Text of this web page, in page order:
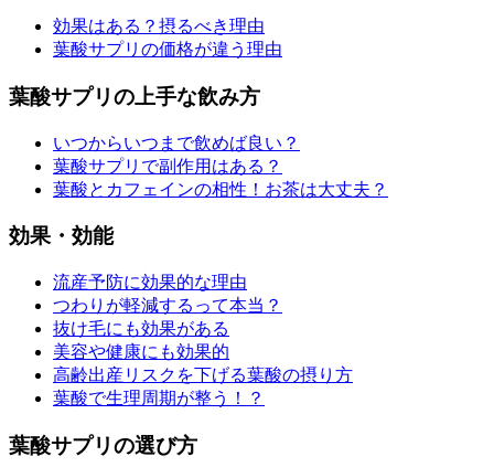
効果はある？摂るべき理由
葉酸サプリの価格が違う理由
葉酸サプリの上手な飲み方
いつからいつまで飲めば良い？
葉酸サプリで副作用はある？
葉酸とカフェインの相性！お茶は大丈夫？
効果・効能
流産予防に効果的な理由
つわりが軽減するって本当？
抜け毛にも効果がある
美容や健康にも効果的
高齢出産リスクを下げる葉酸の摂り方
葉酸で生理周期が整う！？
葉酸サプリの選び方